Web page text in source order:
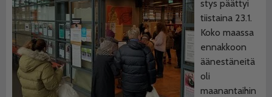
stys päättyi
tiistaina 23.1.
Koko maassa
ennakkoon
äänestäneitä
oli
maanantaihin